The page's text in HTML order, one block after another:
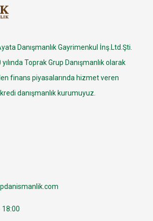
Danışmanlık Gayrimenkul İnş.Ltd.Şti.
Toprak Grup Danışmanlık olarak
finans piyasalarında hizmet veren
danışmanlık kurumuyuz.
18:00